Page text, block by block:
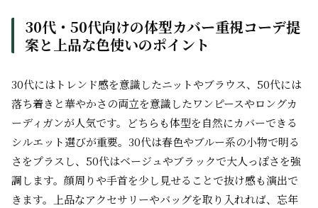
30代・50代向けの体型カバー重視コーデ提
案と上品な色使いのポイント
30代にはトレンド感を意識したニットやブラウス、50代には
落ち着きと華やかさの両立を意識したワンピースやロングカ
ーディガンが人気です。どちらも体型を自然にカバーできる
シルエット選びが重要。30代は春色やブルー系の小物で明る
さをプラスし、50代はベージュやブラックで大人っぽさを強
調します。顔周りや手首を少し見せることで抜け感も演出で
きます。上品なアクセサリーやバッグを取り入れれば、忘年